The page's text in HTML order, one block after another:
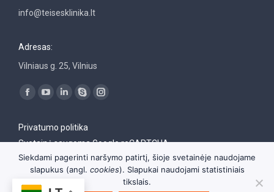
info@teisesklinika.lt
Adresas:
Vilniaus g. 25, Vilnius
Find us on:
opens
new
opens
new
Linkedin
opens
new
Skype
opens
new
Instagram
new
window
Privatumo politika
Svetainė saugoma Google reCAPTCHA
Siekdami pagerinti naršymo patirtį, šioje svetainėje naudojame
slapukus (angl. cookies). Slapukai naudojami statistiniais
tikslais.